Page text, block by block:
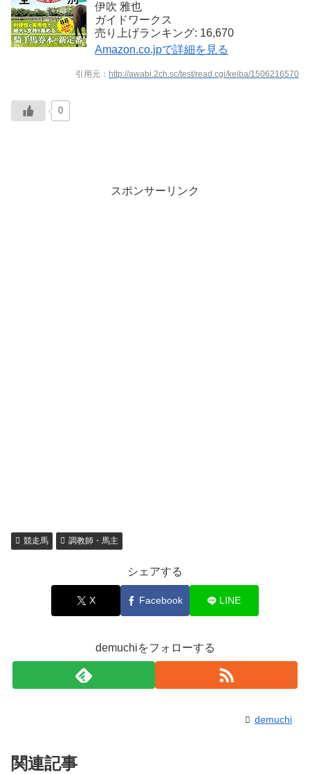
伊吹 雅也
ガイドワークス
売り上げランキング: 16,670
Amazon.co.jpで詳細を見る
引用元： http://awabi.2ch.sc/test/read.cgi/keiba/1506216570
0
スポンサーリンク
競走馬 調教師・馬主
シェアする
X Facebook LINE
demuchiをフォローする
demuchi
関連記事